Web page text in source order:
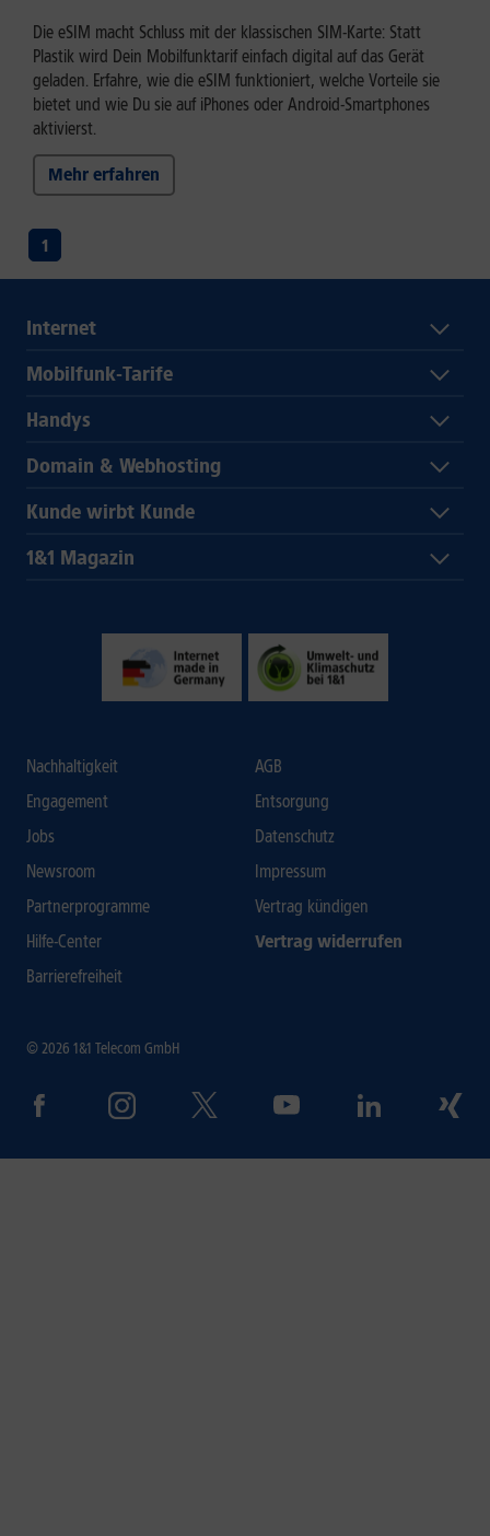
Die eSIM macht Schluss mit der klassischen SIM-Karte: Statt
Plastik wird Dein Mobilfunktarif einfach digital auf das Gerät
geladen. Erfahre, wie die eSIM funktioniert, welche Vorteile sie
bietet und wie Du sie auf iPhones oder Android-Smartphones
aktivierst.
Mehr erfahren
1
Internet
Mobilfunk-Tarife
Handys
Domain & Webhosting
Kunde wirbt Kunde
1&1 Magazin
Nachhaltigkeit
Engagement
Jobs
Newsroom
Partnerprogramme
Hilfe-Center
Barrierefreiheit
AGB
Entsorgung
Datenschutz
Impressum
Vertrag kündigen
Vertrag widerrufen
© 2026 1&1 Telecom GmbH